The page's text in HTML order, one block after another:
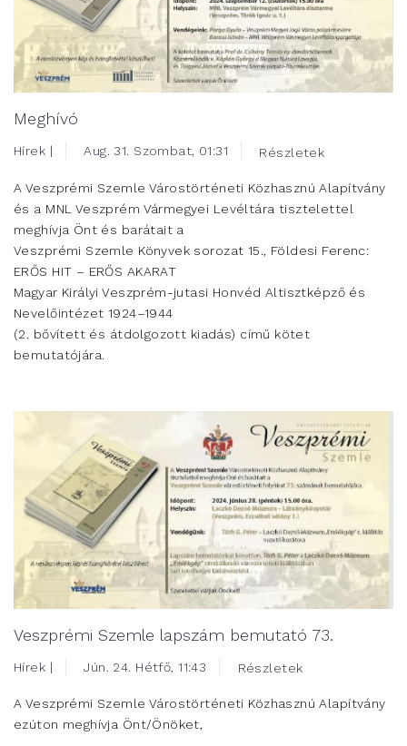
Meghívó
Hírek | Aug. 31. Szombat, 01:31 Részletek
A Veszprémi Szemle Várostörténeti Közhasznú Alapítvány
és a MNL Veszprém Vármegyei Levéltára tisztelettel
meghívja Önt és barátait a
Veszprémi Szemle Könyvek sorozat 15., Földesi Ferenc:
ERŐS HIT – ERŐS AKARAT
Magyar Királyi Veszprém-jutasi Honvéd Altisztképző és
Nevelőintézet 1924–1944
(2. bővített és átdolgozott kiadás) című kötet
bemutatójára.
Veszprémi Szemle lapszám bemutató 73.
Hírek | Jún. 24. Hétfő, 11:43 Részletek
A Veszprémi Szemle Várostörténeti Közhasznú Alapítvány
ezúton meghívja Önt/Önöket,